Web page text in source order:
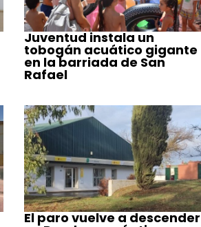
Juventud instala un
tobogán acuático gigante
en la barriada de San
Rafael
El paro vuelve a descender